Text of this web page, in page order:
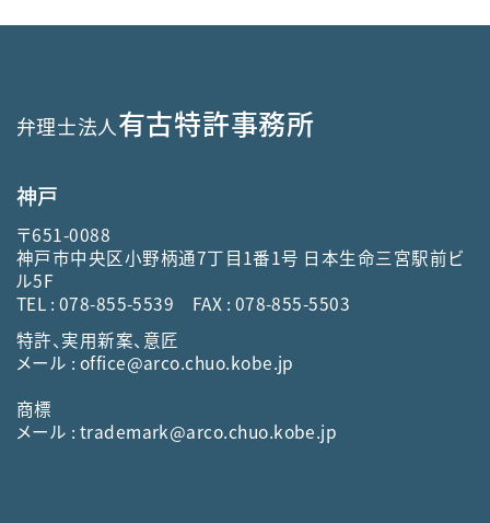
有古特許事務所
弁理士法人
神戸
〒651-0088
神戸市中央区小野柄通7丁目1番1号 日本生命三宮駅前ビ
ル5F
TEL : 078-855-5539 FAX : 078-855-5503
特許、実用新案、意匠
メール : office@arco.chuo.kobe.jp
商標
メール : trademark@arco.chuo.kobe.jp